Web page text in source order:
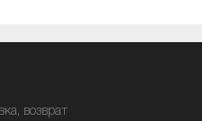
возврат